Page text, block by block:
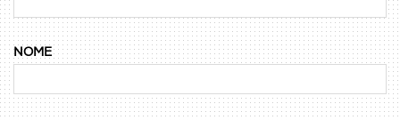
NOME